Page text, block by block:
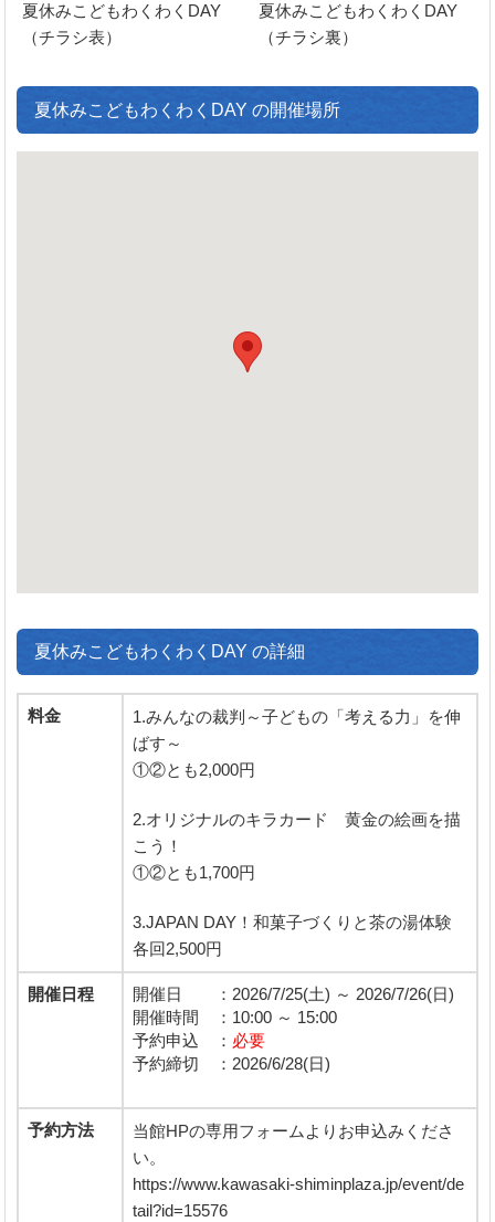
夏休みこどもわくわくDAY
（チラシ表）
夏休みこどもわくわくDAY
（チラシ裏）
夏休みこどもわくわくDAY の開催場所
夏休みこどもわくわくDAY の詳細
料金
1.みんなの裁判～子どもの「考える力」を伸
ばす～
①②とも2,000円
2.オリジナルのキラカード 黄金の絵画を描
こう！
①②とも1,700円
3.JAPAN DAY！和菓子づくりと茶の湯体験
各回2,500円
開催日程
開催日 ：2026/7/25(土) ～ 2026/7/26(日)
開催時間 ：10:00 ～ 15:00
予約申込 ： 必要
予約締切 ：2026/6/28(日)
予約方法
当館HPの専用フォームよりお申込みくださ
い。
https://www.kawasaki-shiminplaza.jp/event/de
tail?id=15576